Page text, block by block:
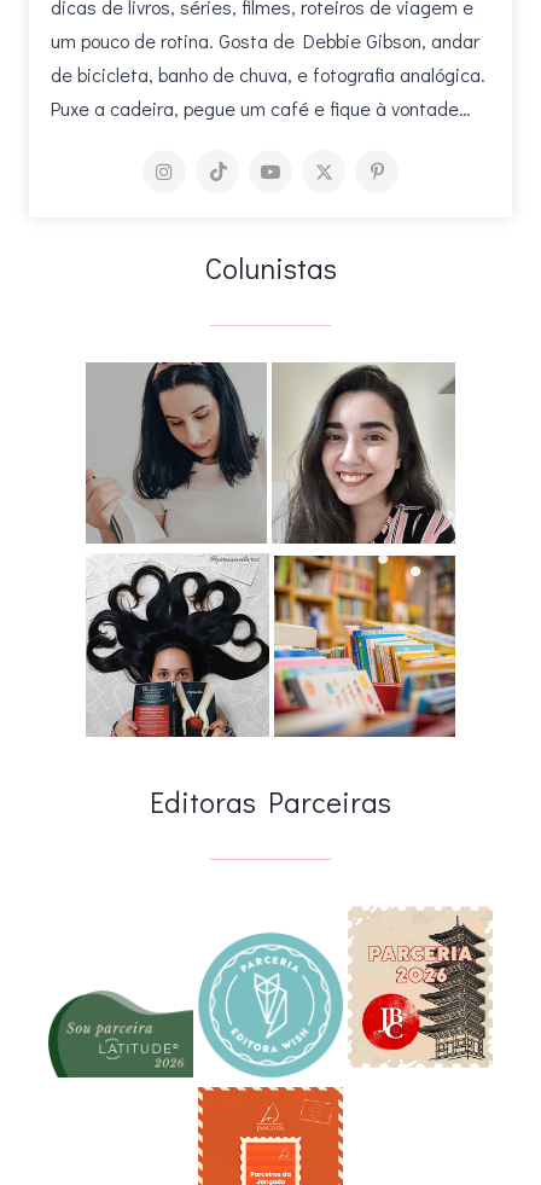
dicas de livros, séries, filmes, roteiros de viagem e
um pouco de rotina. Gosta de Debbie Gibson, andar
de bicicleta, banho de chuva, e fotografia analógica.
Puxe a cadeira, pegue um café e fique à vontade…
Colunistas
Editoras Parceiras